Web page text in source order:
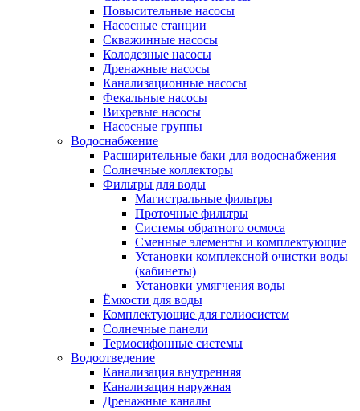
Повысительные насосы
Насосные станции
Скважинные насосы
Колодезные насосы
Дренажные насосы
Канализационные насосы
Фекальные насосы
Вихревые насосы
Насосные группы
Водоснабжение
Расширительные баки для водоснабжения
Солнечные коллекторы
Фильтры для воды
Магистральные фильтры
Проточные фильтры
Системы обратного осмоса
Сменные элементы и комплектующие
Установки комплексной очистки воды
(кабинеты)
Установки умягчения воды
Ёмкости для воды
Комплектующие для гелиосистем
Солнечные панели
Термосифонные системы
Водоотведение
Канализация внутренняя
Канализация наружная
Дренажные каналы